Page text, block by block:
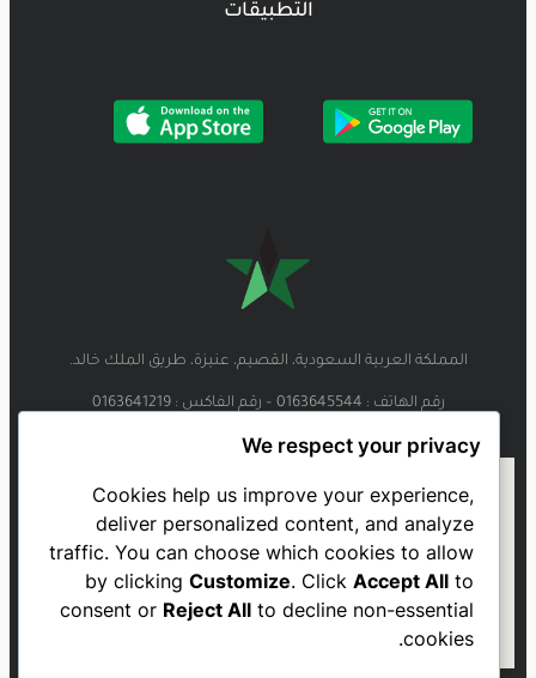
التطبيقات
المملكة العربية السعودية، القصيم، عنيزة، طريق الملك خالد.
رقم الهاتف : 0163645544 – رقم الفاكس : 0163641219
We respect your privacy
Cookies help us improve your experience,
deliver personalized content, and analyze
traffic. You can choose which cookies to allow
by clickingCustomize. ClickAccept All to
consent or Reject All to decline non-essential
cookies.